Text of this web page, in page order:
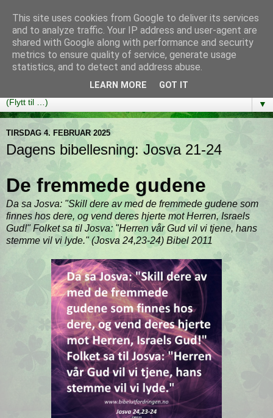
Bibelutfordringen
En bibelleseplan som hjelper deg med å lese gjennom hele
Bibelen på ett år!
▼
TIRSDAG 4. FEBRUAR 2025
Dagens bibellesning: Josva 21-24
De fremmede gudene
Da sa Josva: "Skill dere av med de fremmede gudene som
finnes hos dere, og vend deres hjerte mot Herren, Israels
Gud!" Folket sa til Josva: "Herren vår Gud vil vi tjene, hans
stemme vil vi lyde." (Josva 24,23-24) Bibel 2011
This site uses cookies from Google to deliver its services
and to analyze traffic. Your IP address and user-agent are
shared with Google along with performance and security
metrics to ensure quality of service, generate usage
statistics, and to detect and address abuse.
LEARN MORE GOT IT